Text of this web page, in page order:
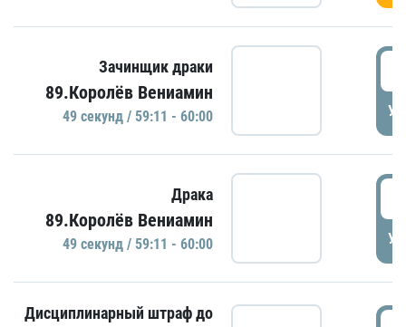
Зачинщик драки
89.Королёв Вениамин
49 секунд / 59:11 - 60:00
Драка
89.Королёв Вениамин
49 секунд / 59:11 - 60:00
Дисциплинарный штраф до